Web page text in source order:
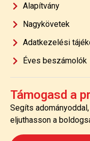
Alapítvány
Nagykövetek
Adatkezelési
Éves beszámolók
Támogasd a
Segíts
eljuthasson a